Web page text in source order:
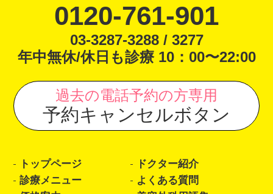
0120-761-901
03-3287-3288 / 3277
年中無休/休日も診療 10：00〜22:00
過去の電話予約の方専用
予約キャンセルボタン
トップページ
ドクター紹介
診療メニュー
よくある質問